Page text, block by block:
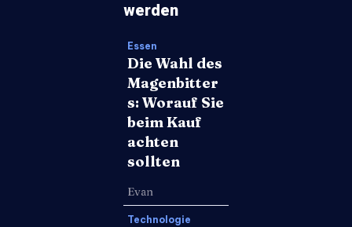
werden
Essen
Die Wahl des
Magenbitter
s: Worauf Sie
beim Kauf
achten
sollten
Evan
Technologie